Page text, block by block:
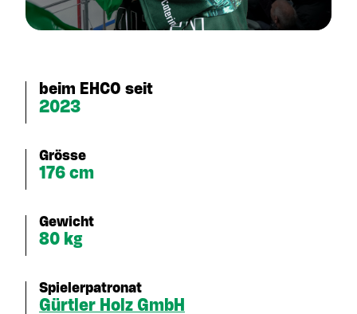
beim EHCO seit
2023
Grösse
176 cm
Gewicht
80 kg
Spielerpatronat
Gürtler Holz GmbH